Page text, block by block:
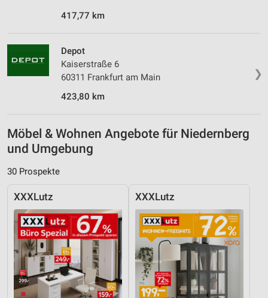
417,77 km
❯
Depot
Kaiserstraße 6
60311 Frankfurt am Main
423,80 km
Möbel & Wohnen Angebote für Niedernberg
und Umgebung
30 Prospekte
XXXLutz XXXLutz